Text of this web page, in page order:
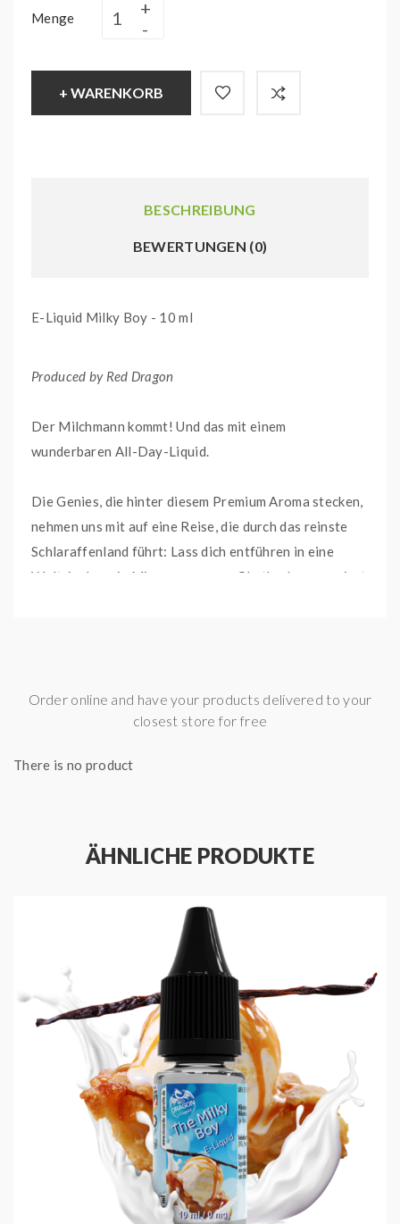
Menge
+ WARENKORB
BESCHREIBUNG
BEWERTUNGEN (0)
E-Liquid Milky Boy - 10 ml
Produced by Red Dragon
Der Milchmann kommt! Und das mit einem
wunderbaren All-Day-Liquid.
Die Genies, die hinter diesem Premium Aroma stecken,
nehmen uns mit auf eine Reise, die durch das reinste
Schlaraffenland führt: Lass dich entführen in eine
Welt, in dem ein Mix aus warmem Obstkuchen, garniert
Du kannst es direkt in deinem E-Zigaretten-Set oder
Pod System verwenden.
Für ein optimales Geschmackserlebnis empfehlen wir
Produced by Red Dragon
Hergestellt in Deutschland
Geschmack: Obstkuchen, Milch und Vanilleeis
Mischungsverhältnis: 50 % VG / 50 % PG
Erhältlich in verschiedenen Nikotinstärken
Fertigliquid direkt dampfbereit
Red Dragon
Die Red Dragon Aromen und E-Liquids stehen für
exquisiten Dampfgenuss. Sämtliche Flüssigkeiten
werden unter höchsten Qualitätsansprüchen in
Deutschland hergestellt und abgefüllt. Überzeuge dich
Order online and have your products delivered to your
closest store for free
There is no product
ÄHNLICHE PRODUKTE